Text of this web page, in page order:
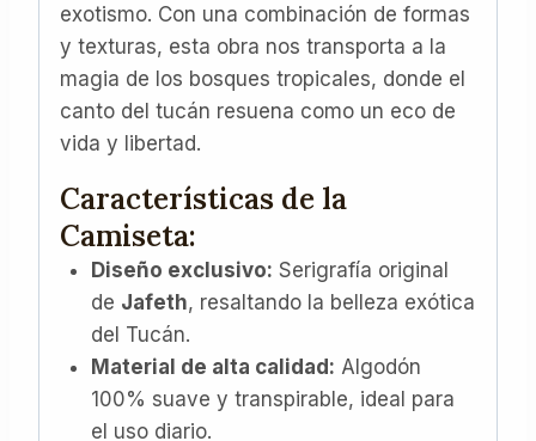
exotismo. Con una combinación de formas
y texturas, esta obra nos transporta a la
magia de los bosques tropicales, donde el
canto del tucán resuena como un eco de
vida y libertad.
Características de la
Camiseta:
Diseño exclusivo: Serigrafía original
de Jafeth, resaltando la belleza exótica
del Tucán.
Material de alta calidad: Algodón
100% suave y transpirable, ideal para
el uso diario.